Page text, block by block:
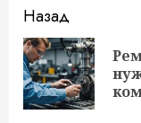
чтение
Назад